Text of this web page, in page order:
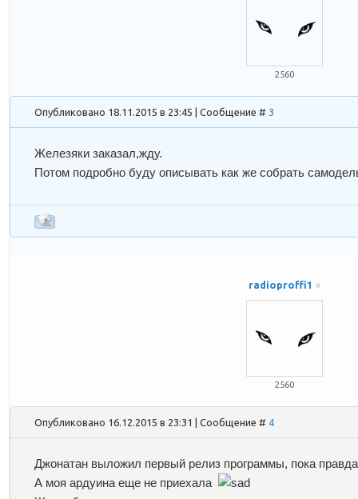
2560
Опубликовано 18.11.2015 в 23:45 | Сообщение # 3
Железяки заказал,жду.
Потом подробно буду описывать как же собрать
radioproffi1
2560
Опубликовано 16.12.2015 в 23:31 | Сообщение # 4
Джонатан выложил первый релиз программы, пока
А моя ардуина еще не приехала